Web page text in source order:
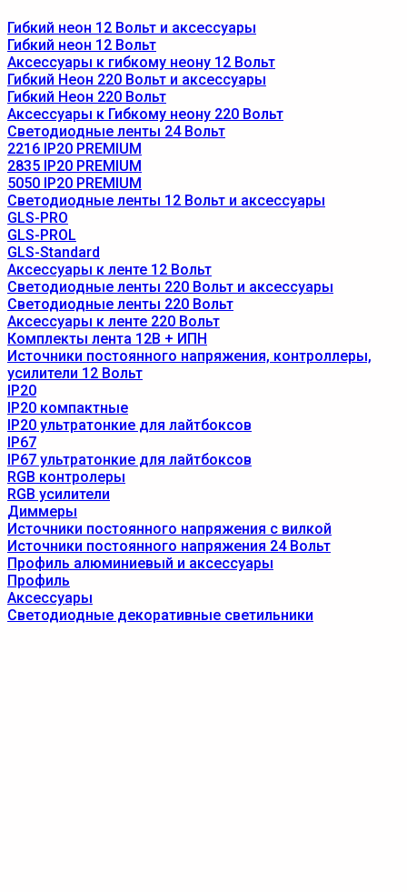
Гибкий неон 12 Вольт и аксессуары
Гибкий неон 12 Вольт
Аксессуары к гибкому неону 12 Вольт
Гибкий Неон 220 Вольт и аксессуары
Гибкий Неон 220 Вольт
Аксессуары к Гибкому неону 220 Вольт
Светодиодные ленты 24 Вольт
2216 IP20 PREMIUM
2835 IP20 PREMIUM
5050 IP20 PREMIUM
Светодиодные ленты 12 Вольт и аксессуары
GLS-PRO
GLS-PROL
GLS-Standard
Аксессуары к ленте 12 Вольт
Светодиодные ленты 220 Вольт и аксессуары
Светодиодные ленты 220 Вольт
Аксессуары к ленте 220 Вольт
Комплекты лента 12В + ИПН
Источники постоянного напряжения, контроллеры,
усилители 12 Вольт
IP20
IP20 компактные
IP20 ультратонкие для лайтбоксов
IP67
IP67 ультратонкие для лайтбоксов
RGB контролеры
RGB усилители
Диммеры
Источники постоянного напряжения с вилкой
Источники постоянного напряжения 24 Вольт
Профиль алюминиевый и аксессуары
Профиль
Аксессуары
Светодиодные декоративные светильники